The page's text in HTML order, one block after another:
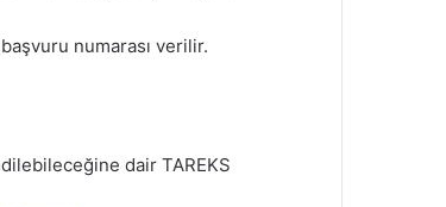
numarası verilir.
dair TAREKS